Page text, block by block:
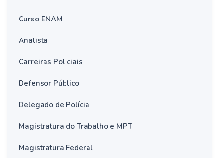
Curso ENAM
Analista
Carreiras Policiais
Defensor Público
Delegado de Polícia
Magistratura do Trabalho e MPT
Magistratura Federal